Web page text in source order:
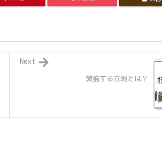
繁盛する立地とは？
Next